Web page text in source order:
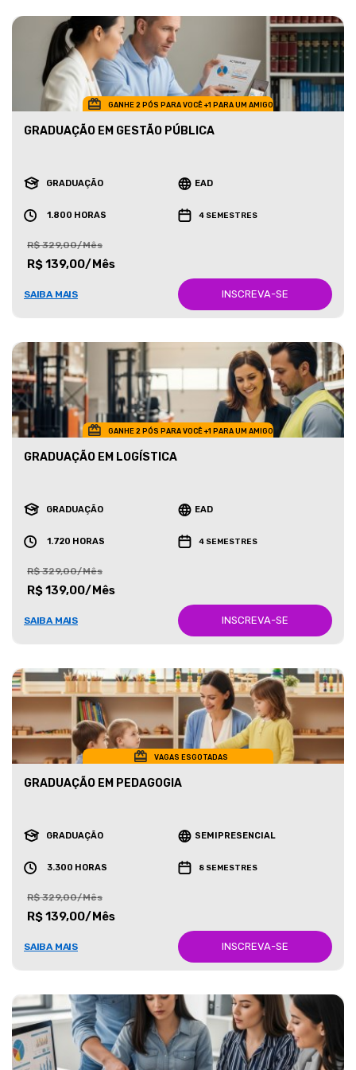
GANHE 2 PÓS PARA VOCÊ +1 PARA UM AMIGO
GRADUAÇÃO EM GESTÃO PÚBLICA
GRADUAÇÃO EAD
1.800 HORAS 4 SEMESTRES
R$ 329,00/Mês
R$ 139,00/Mês
SAIBA MAIS INSCREVA-SE
GANHE 2 PÓS PARA VOCÊ +1 PARA UM AMIGO
GRADUAÇÃO EM LOGÍSTICA
GRADUAÇÃO EAD
1.720 HORAS 4 SEMESTRES
R$ 329,00/Mês
R$ 139,00/Mês
SAIBA MAIS INSCREVA-SE
VAGAS ESGOTADAS
GRADUAÇÃO EM PEDAGOGIA
GRADUAÇÃO SEMIPRESENCIAL
3.300 HORAS 8 SEMESTRES
R$ 329,00/Mês
R$ 139,00/Mês
SAIBA MAIS INSCREVA-SE